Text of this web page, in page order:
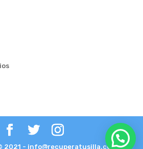
2021 - info@recuperatusilla.com